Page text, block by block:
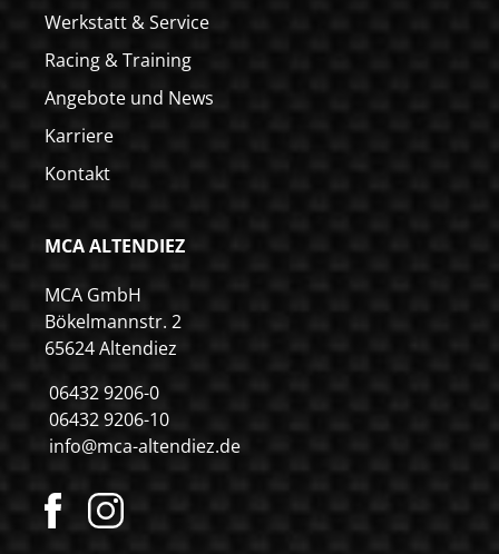
Werkstatt & Service
Racing & Training
Angebote und News
Karriere
Kontakt
MCA ALTENDIEZ
MCA GmbH
Bökelmannstr. 2
65624 Altendiez
06432 9206-0
06432 9206-10
info@mca-altendiez.de